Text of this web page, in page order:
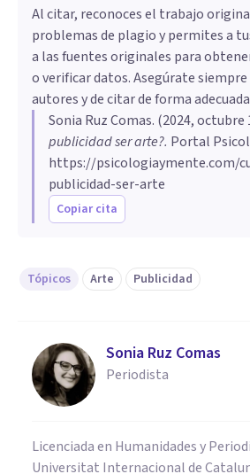
Al citar, reconoces el trabajo
problemas de plagio y permites a
a las fuentes originales para
o verificar datos. Asegúrate
autores y de citar de forma
Sonia Ruz Comas. (2024, octubre
publicidad ser arte?. Portal
https://psicologiaymente.com/
publicidad-ser-arte
Copiar cita
Tópicos Arte Publicidad
Sonia Ruz Comas
Periodista
Licenciada en Humanidades y
Universitat Internacional de